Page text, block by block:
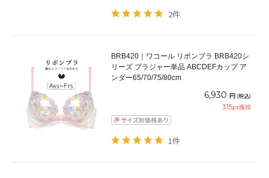
2件
BRB420｜ワコール リボンブラ BRB420シ
リーズ ブラジャー単品 ABCDEFカップ ア
ンダー65/70/75/80cm
6,930 円 (税込)
315pt獲得
1件